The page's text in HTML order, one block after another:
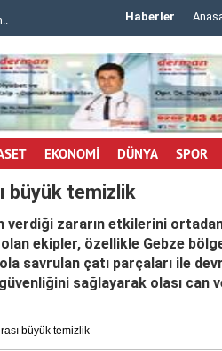
Haberler
EKONOMİ DÜNYA SPOR
büyük temizlik
verdiği zararın etkilerini
ekipler, özellikle Gebze
savrulan çatı parçaları ile
sağlayarak olası can
büyük temizlik